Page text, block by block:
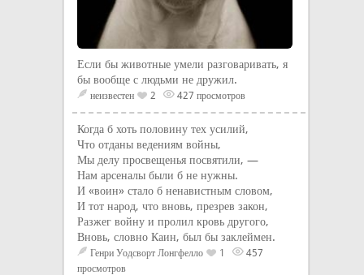
Если бы животные умели разговаривать, я
бы вообще с людьми не дружил.
неизвестен 2 427 просмотров
Когда б хоть половину тех усилий,
Что отданы ведениям войны,
Мы делу просвещенья посвятили, —
Нам арсеналы были б не нужны.
И «воин» стало б ненавистным словом,
И тот народ, что вновь, презрев закон,
Разжег войну и пролил кровь другого,
Вновь, словно Каин, был бы заклеймен.
Генри Уодсворт Лонгфелло 1
457
просмотров